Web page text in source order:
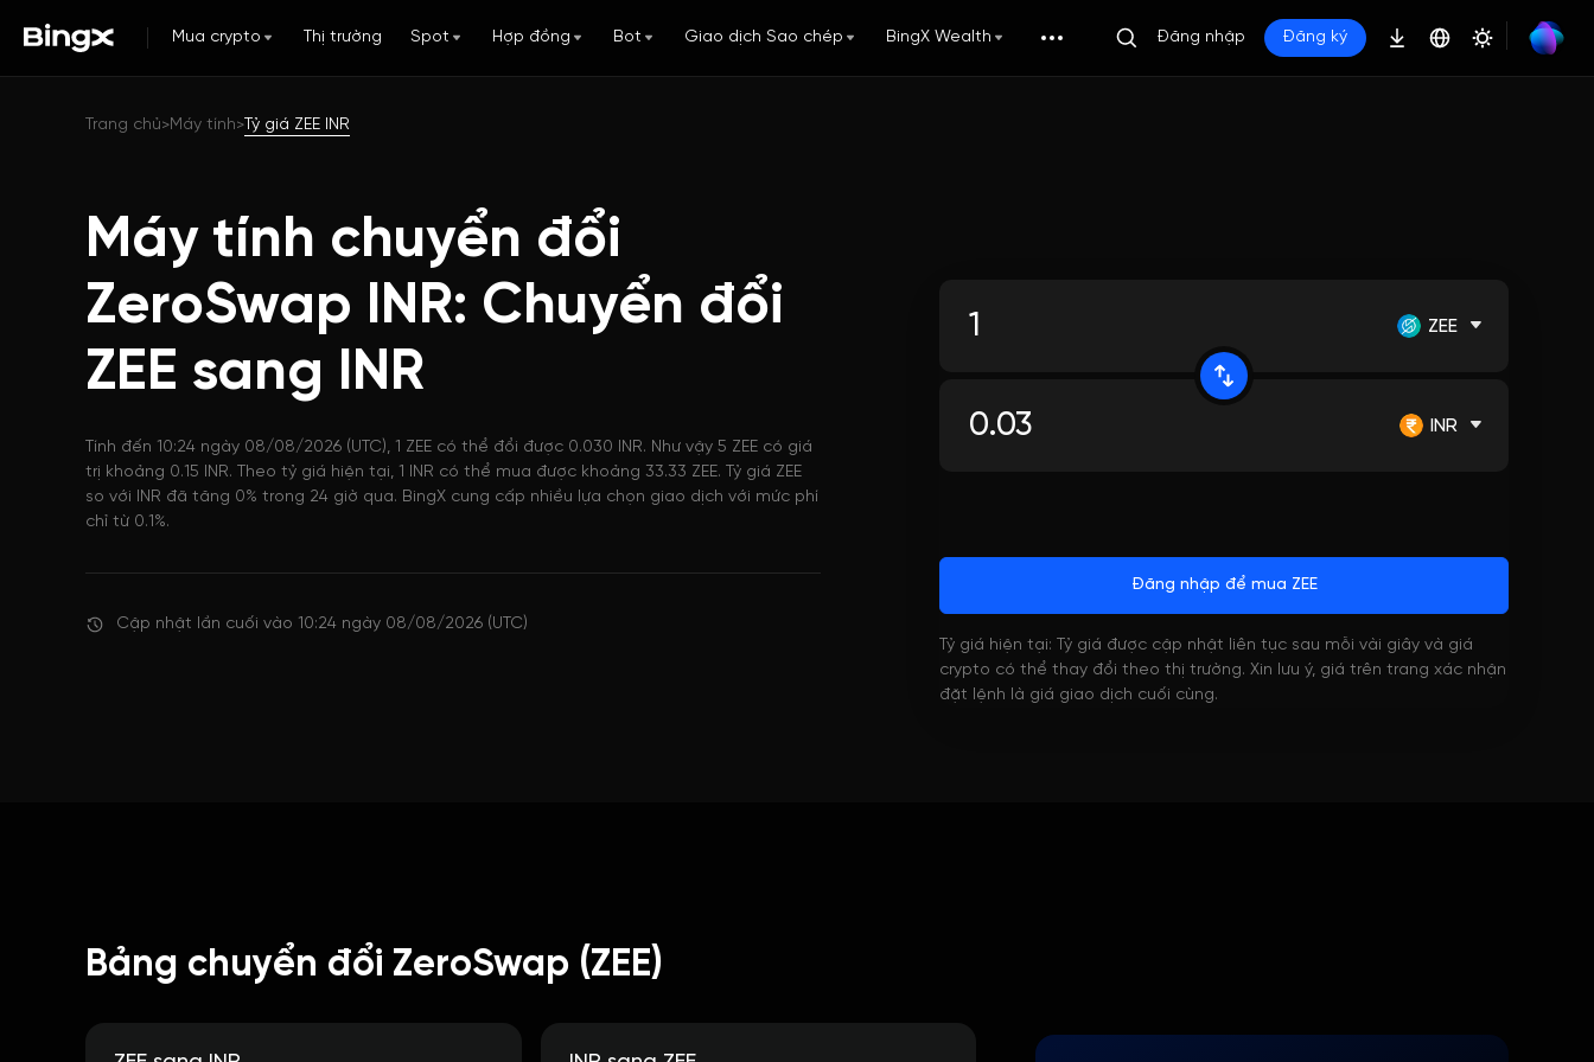
Mua crypto Thị trường Spot Hợp đồng Bot Giao dịch Sao chép BingX Wealth Đăng nhập Đăng ký
Trang chủ>Máy tính> Tỷ giá ZEE INR
Máy tính chuyển đổi
ZeroSwap INR: Chuyển đổi
ZEE sang INR
Tính đến 10:24 ngày 08/08/2026 (UTC), 1 ZEE có thể đổi được 0.030 INR. Như vậy 5 ZEE có giá
trị khoảng 0.15 INR. Theo tỷ giá hiện tại, 1 INR có thể mua được khoảng 33.33 ZEE. Tỷ giá ZEE
so với INR đã tăng 0% trong 24 giờ qua. BingX cung cấp nhiều lựa chọn giao dịch với mức phí
chỉ từ 0.1%.
Cập nhật lần cuối vào 10:24 ngày 08/08/2026 (UTC)
ZEE
INR
Đăng nhập để mua ZEE
Tỷ giá hiện tại: Tỷ giá được cập nhật liên tục sau mỗi vài giây và giá
crypto có thể thay đổi theo thị trường. Xin lưu ý, giá trên trang xác nhận
đặt lệnh là giá giao dịch cuối cùng.
Bảng chuyển đổi ZeroSwap (ZEE)